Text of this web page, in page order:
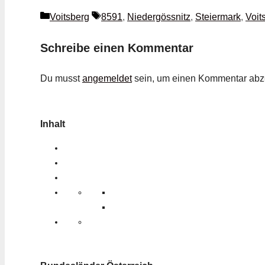
Kategorien
Voitsberg Schlagwörter
8591, Niedergössnitz, Steiermark,
Schreibe einen Kommentar
Du musstangemeldetsein, um einen Kommentar
Inhalt